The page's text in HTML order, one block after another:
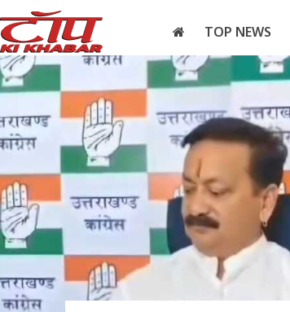
TOP NEWS
इलेक्शन 2022